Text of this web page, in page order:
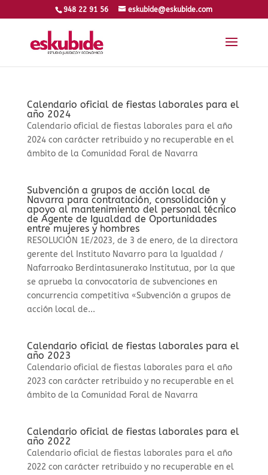
948 22 91 56 eskubide@eskubide.com
Calendario oficial de fiestas laborales para el
año 2024
Calendario oficial de fiestas laborales para el año
2024 con carácter retribuido y no recuperable en el
ámbito de la Comunidad Foral de Navarra
Subvención a grupos de acción local de
Navarra para contratación, consolidación y
apoyo al mantenimiento del personal técnico
de Agente de Igualdad de Oportunidades
entre mujeres y hombres
RESOLUCIÓN 1E/2023, de 3 de enero, de la directora
gerente del Instituto Navarro para la Igualdad /
Nafarroako Berdintasunerako Institutua, por la que
se aprueba la convocatoria de subvenciones en
concurrencia competitiva «Subvención a grupos de
acción local de...
Calendario oficial de fiestas laborales para el
año 2023
Calendario oficial de fiestas laborales para el año
2023 con carácter retribuido y no recuperable en el
ámbito de la Comunidad Foral de Navarra
Calendario oficial de fiestas laborales para el
año 2022
Calendario oficial de fiestas laborales para el año
2022 con carácter retribuido y no recuperable en el